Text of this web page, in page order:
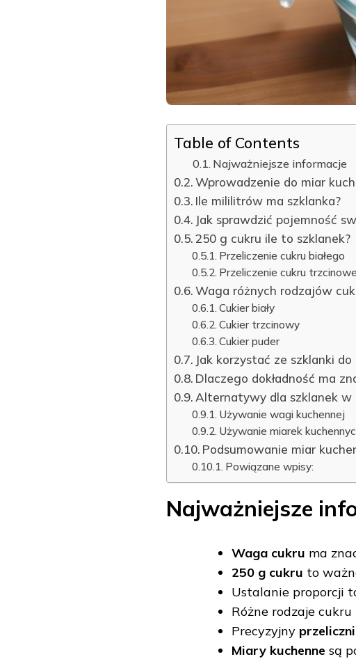
Table of Contents
Najważniejsze informacje
Wprowadzenie do miar
Ile mililitrów ma szklanka?
Jak sprawdzić pojemność
250 g cukru ile to szklanek?
Przeliczenie cukru białego
Przeliczenie cukru
Waga różnych rodzajów
Cukier biały
Cukier trzcinowy
Cukier puder
Jak korzystać ze szklanki
Dlaczego dokładność ma
Alternatywy dla szklanek w
Używanie wagi kuchennej
Używanie miarek
Podsumowanie miar
Powiązane wpisy:
Najważniejsze
Waga cukru ma
250 g cukru to
Ustalanie proporcji
Różne rodzaje
Precyzyjny
Miary kuchenne są